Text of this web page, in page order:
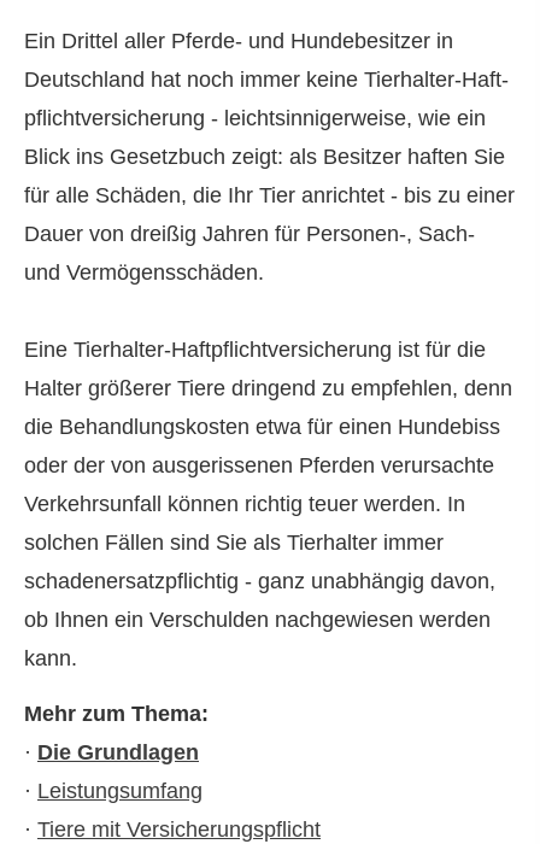
Ein Drittel aller Pferde- und Hundebesitzer in
Deutschland hat noch immer keine Tierhalter-Haft­
pflichtversicherung - leichtsinnigerweise, wie ein
Blick ins Gesetzbuch zeigt: als Besitzer haften Sie
für alle Schäden, die Ihr Tier anrichtet - bis zu einer
Dauer von dreißig Jahren für Per­sonen-, Sach-
und Vermögensschäden.
Eine Tierhalter-Haft­pflichtversicherung ist für die
Halter größerer Tiere dringend zu empfehlen, denn
die Behandlungskosten etwa für einen Hundebiss
oder der von ausgerissenen Pferden verursachte
Verkehrsunfall können richtig teuer werden. In
solchen Fällen sind Sie als Tierhalter immer
schadenersatzpflichtig - ganz unabhängig davon,
ob Ihnen ein Verschulden nachgewiesen werden
kann.
Mehr zum Thema:
· Die Grundlagen
· Leistungsumfang
· Tiere mit Versicherungspflicht